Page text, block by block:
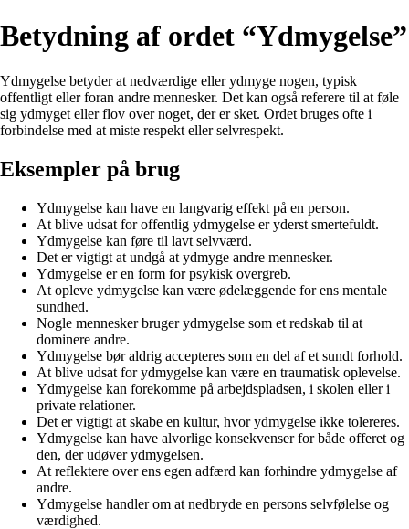
Betydning af ordet “Ydmygelse”
Ydmygelse betyder at nedværdige eller ydmyge nogen, typisk
offentligt eller foran andre mennesker. Det kan også referere til at føle
sig ydmyget eller flov over noget, der er sket. Ordet bruges ofte i
forbindelse med at miste respekt eller selvrespekt.
Eksempler på brug
Ydmygelse kan have en langvarig effekt på en person.
At blive udsat for offentlig ydmygelse er yderst smertefuldt.
Ydmygelse kan føre til lavt selvværd.
Det er vigtigt at undgå at ydmyge andre mennesker.
Ydmygelse er en form for psykisk overgreb.
At opleve ydmygelse kan være ødelæggende for ens mentale
sundhed.
Nogle mennesker bruger ydmygelse som et redskab til at
dominere andre.
Ydmygelse bør aldrig accepteres som en del af et sundt forhold.
At blive udsat for ydmygelse kan være en traumatisk oplevelse.
Ydmygelse kan forekomme på arbejdspladsen, i skolen eller i
private relationer.
Det er vigtigt at skabe en kultur, hvor ydmygelse ikke tolereres.
Ydmygelse kan have alvorlige konsekvenser for både offeret og
den, der udøver ydmygelsen.
At reflektere over ens egen adfærd kan forhindre ydmygelse af
andre.
Ydmygelse handler om at nedbryde en persons selvfølelse og
værdighed.